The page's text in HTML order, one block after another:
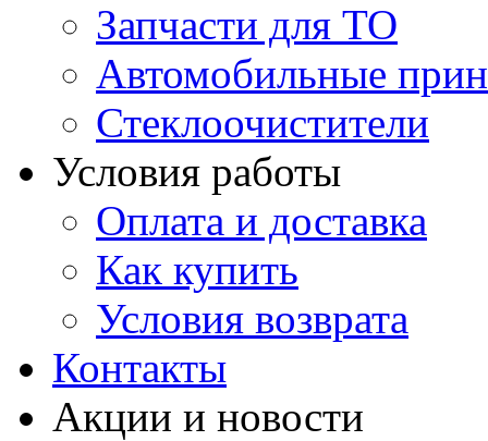
Запчасти для ТО
Автомобильные
Стеклоочистители
Условия работы
Оплата и доставка
Как купить
Условия возврата
Контакты
Акции и новости